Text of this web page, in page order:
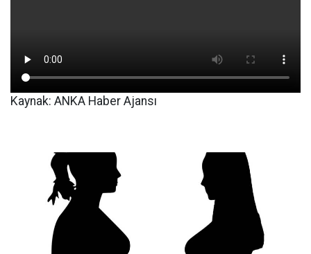
Kaynak: ANKA Haber Ajansı